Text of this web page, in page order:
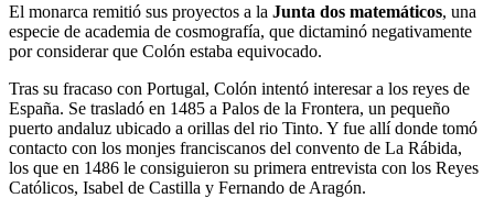
El monarca remitió sus proyectos a la Junta dos matemáticos, una
especie de academia de cosmografía, que dictaminó negativamente
por considerar que Colón estaba equivocado.
Tras su fracaso con Portugal, Colón intentó interesar a los reyes de
España. Se trasladó en 1485 a Palos de la Frontera, un pequeño
puerto andaluz ubicado a orillas del rio Tinto. Y fue allí donde tomó
contacto con los monjes franciscanos del convento de La Rábida,
los que en 1486 le consiguieron su primera entrevista con los Reyes
Católicos, Isabel de Castilla y Fernando de Aragón.